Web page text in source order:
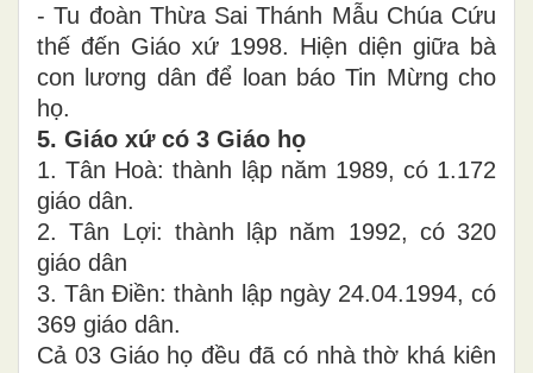
- Tu đoàn Thừa Sai Thánh Mẫu Chúa Cứu
thế đến Giáo xứ 1998. Hiện diện giữa bà
con lương dân để loan báo Tin Mừng cho
họ.
5. Giáo xứ có 3 Giáo họ
1. Tân Hoà: thành lập năm 1989, có 1.172
giáo dân.
2. Tân Lợi: thành lập năm 1992, có 320
giáo dân
3. Tân Điền: thành lập ngày 24.04.1994, có
369 giáo dân.
Cả 03 Giáo họ đều đã có nhà thờ khá kiên